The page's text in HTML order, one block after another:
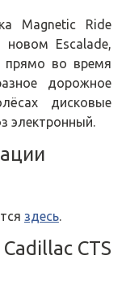
Magnetic Ride
новом Escalade,
прямо во время
дорожное
дисковые
электронный.
здесь.
CTS